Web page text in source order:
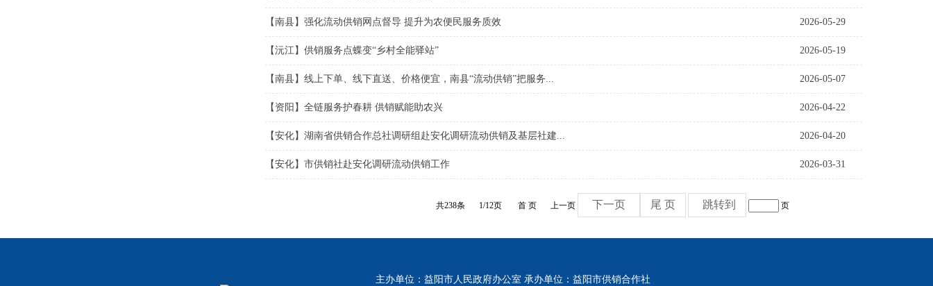
【南县】强化流动供销网点督导 提升为农便民服务质效 2026-05-29
【沅江】供销服务点蝶变“乡村全能驿站” 2026-05-19
【南县】线上下单、线下直送、价格便宜，南县“流动供销”把服务... 2026-05-07
【资阳】全链服务护春耕 供销赋能助农兴 2026-04-22
【安化】湖南省供销合作总社调研组赴安化调研流动供销及基层社建... 2026-04-20
【安化】市供销社赴安化调研流动供销工作 2026-03-31
共238条 1/12页 首 页 上一页 下一页 尾 页 跳转到 页
主办单位：益阳市人民政府办公室 承办单位：益阳市供销合作社